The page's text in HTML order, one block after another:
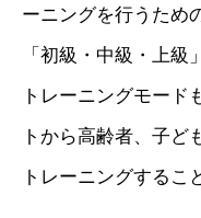
ーニングを行うため
「初級・中級・上
トレーニングモード
トから高齢者、子ど
トレーニングするこ